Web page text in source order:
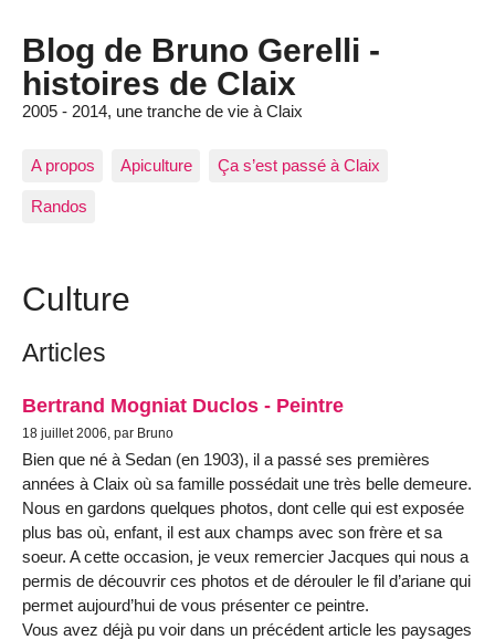
Blog de Bruno Gerelli -
histoires de Claix
2005 - 2014, une tranche de vie à Claix
A propos Apiculture Ça s’est passé à Claix
Randos
Culture
Articles
Bertrand Mogniat Duclos - Peintre
18 juillet 2006, par Bruno
Bien que né à Sedan (en 1903), il a passé ses premières
années à Claix où sa famille possédait une très belle demeure.
Nous en gardons quelques photos, dont celle qui est exposée
plus bas où, enfant, il est aux champs avec son frère et sa
soeur. A cette occasion, je veux remercier Jacques qui nous a
permis de découvrir ces photos et de dérouler le fil d’ariane qui
permet aujourd’hui de vous présenter ce peintre.
Vous avez déjà pu voir dans un précédent article les paysages